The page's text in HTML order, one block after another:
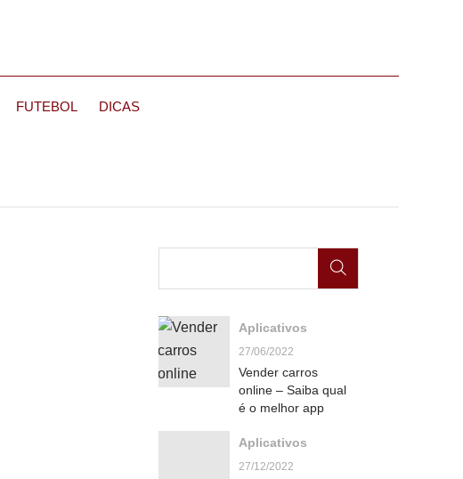
FUTEBOL DICAS
Aplicativos
27/06/2022
Vender carros
online – Saiba qual
é o melhor app
Aplicativos
27/12/2022